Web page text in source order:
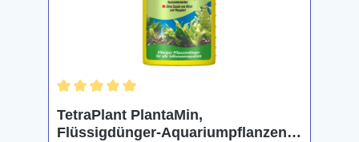
TetraPlant PlantaMin,
Flüssigdünger-Aquariumpflanzen,